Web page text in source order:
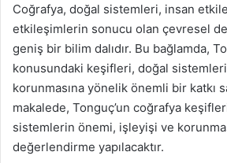
Coğrafya, doğal sistemleri, insan
etkileşimlerin sonucu olan çevresel
geniş bir bilim dalıdır. Bu bağlamda,
konusundaki keşifleri, doğal
korunmasına yönelik önemli bir katkı
makalede, Tonguç’un coğrafya
sistemlerin önemi, işleyişi ve
değerlendirme yapılacaktır.